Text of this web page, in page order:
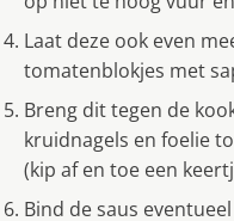
Laat deze ook even
tomatenblokjes met
Breng dit tegen de
kruidnagels en foelie
(kip af en toe een
Bind de saus